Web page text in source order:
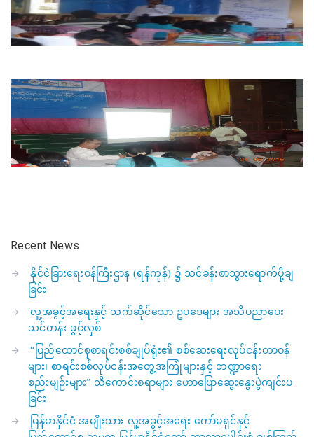
Recent News
နိုင်ငံခြားရေးဝန်ကြီးဌာန (ရန်ကုန်) ၌ သင်ခန်းစာသွားရောက်ပို့ချ
ခြင်း
လူ့အခွင့်အရေးနှင့် သက်ဆိုင်သော ဥပဒေများ အသိပညာပေး
သင်တန်း ဖွင့်လှစ်
“ပြည်ထောင်စုစာရင်းစစ်ချုပ်ရုံး၏ စစ်ဆေးရေးလုပ်ငန်းတာဝန်
များ၊ စာရင်းစစ်လုပ်ငန်းအတွေ့အကြုံများနှင့် ဘဏ္ဍာရေး
စည်းမျဉ်းများ” သိကောင်းစရာများ ဟောပြောဆွေးနွေးပွဲကျင်းပ
ခြင်း
မြန်မာနိုင်ငံ အမျိုးသား လူ့အခွင့်အရေး ကော်မရှင်နှင့်